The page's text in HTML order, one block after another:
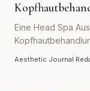
Eine Head Spa
Aesthetic Journal